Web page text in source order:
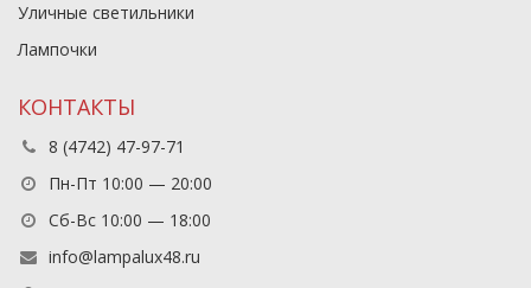
Уличные светильники
Лампочки
КОНТАКТЫ
8 (4742) 47-97-71
Пн-Пт 10:00 — 20:00
Сб-Вс 10:00 — 18:00
info@lampalux48.ru